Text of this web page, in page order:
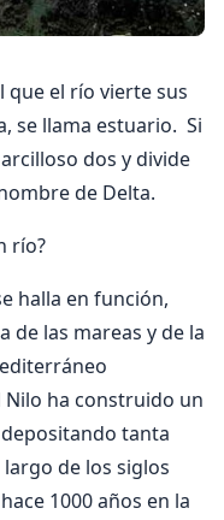
que el río vierte sus
se llama estuario. Si
dos y divide
de Delta.
río?
halla en función,
de las mareas y de la
Nilo ha construido un
tanta
de los siglos
1000 años en la